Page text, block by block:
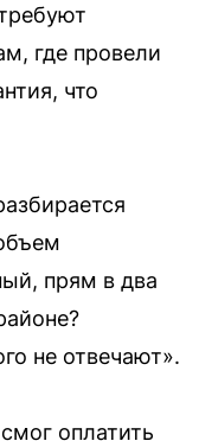
где провели
что
прям в два
не отвечают».
оплатить